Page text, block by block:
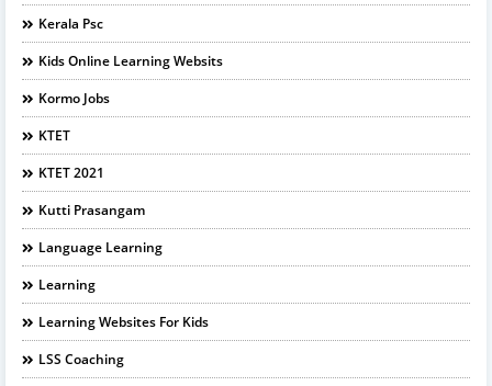
Kerala Psc
Kids Online Learning Websits
Kormo Jobs
KTET
KTET 2021
Kutti Prasangam
Language Learning
Learning
Learning Websites For Kids
LSS Coaching